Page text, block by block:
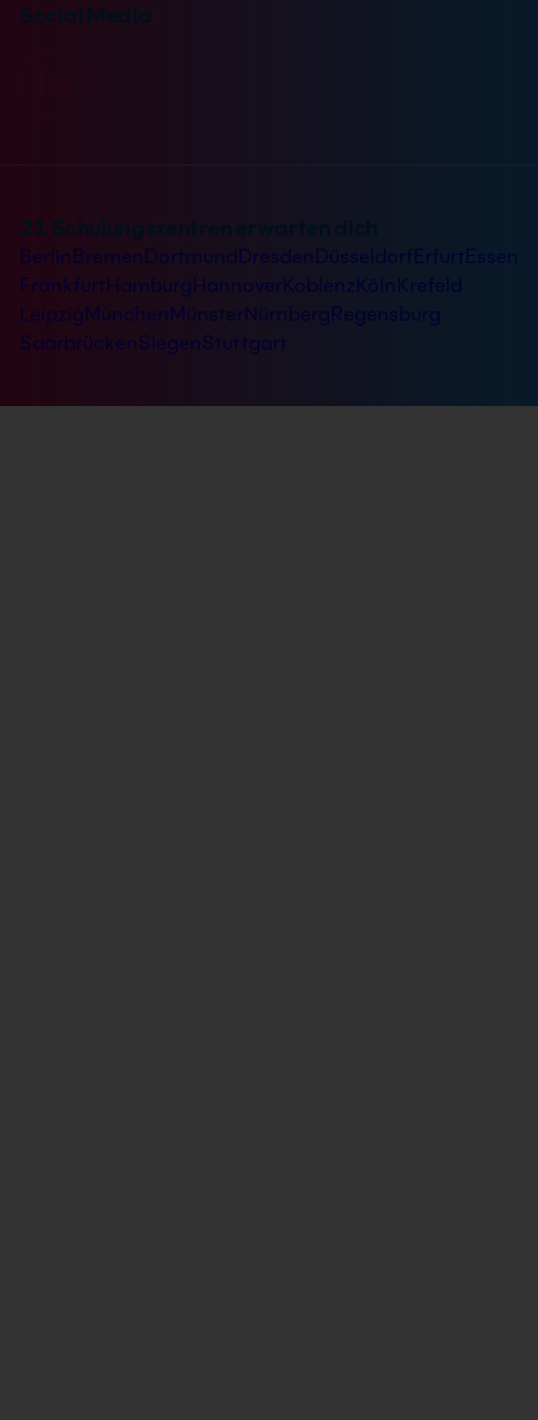
Social Media
21 Schulungszentren erwarten dich
Berlin Bremen Dortmund ErfurtEssen
FrankfurtHamburgHannover
Krefeld
LeipzigMünchen Münster
SaarbrückenSiegen Stuttgart